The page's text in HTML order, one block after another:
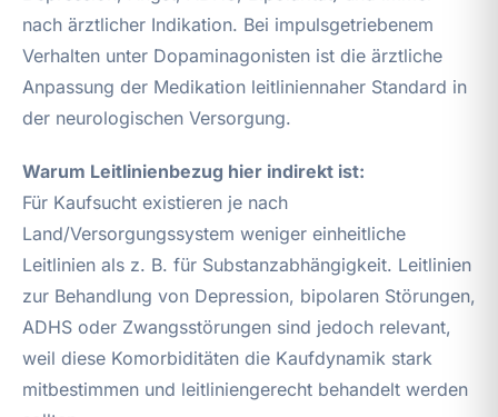
nach ärztlicher Indikation. Bei impulsgetriebenem
Verhalten unter Dopaminagonisten ist die ärztliche
Anpassung der Medikation leitliniennaher Standard in
der neurologischen Versorgung.
Warum Leitlinienbezug hier indirekt ist:
Für Kaufsucht existieren je nach
Land/Versorgungssystem weniger einheitliche
Leitlinien als z. B. für Substanzabhängigkeit. Leitlinien
zur Behandlung von Depression, bipolaren Störungen,
ADHS oder Zwangsstörungen sind jedoch relevant,
weil diese Komorbiditäten die Kaufdynamik stark
mitbestimmen und leitliniengerecht behandelt werden